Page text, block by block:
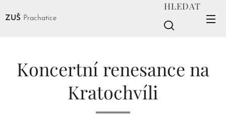
ZUŠ Prachatice
HLEDAT
Koncertní renesance na
Kratochvíli